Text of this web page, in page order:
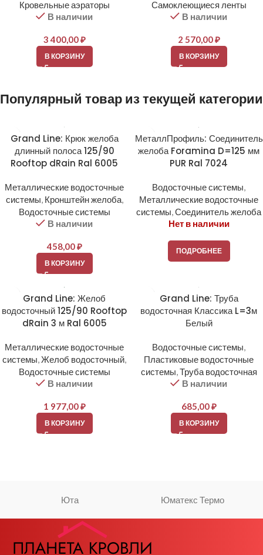
Кровельные аэраторы
В наличии
3 400,00₽
В КОРЗИНУ
Самоклеющиеся ленты
В наличии
2 570,00₽
В КОРЗИНУ
Популярный товар из текущей категории
Grand Line: Крюк желоба
длинный полоса 125/90
Rooftop dRain Ral 6005
Металлические водосточные
системы, Кронштейн желоба,
Водосточные системы
В наличии
458,00₽
В КОРЗИНУ
МеталлПрофиль: Соединитель
желоба Foramina D=125 мм
PUR Ral 7024
Водосточные системы,
Металлические водосточные
системы,Соединитель желоба
Нет в наличии
ПОДРОБНЕЕ
Grand Line: Желоб
водосточный 125/90 Rooftop
dRain 3 м Ral 6005
Металлические водосточные
системы,Желоб водосточный,
Водосточные системы
В наличии
1 977,00₽
В КОРЗИНУ
Grand Line: Труба
водосточная Классика L=3м
Белый
Водосточные системы,
Пластиковые водосточные
системы,Труба водосточная
В наличии
685,00₽
В КОРЗИНУ
Юта Юматекс Термо